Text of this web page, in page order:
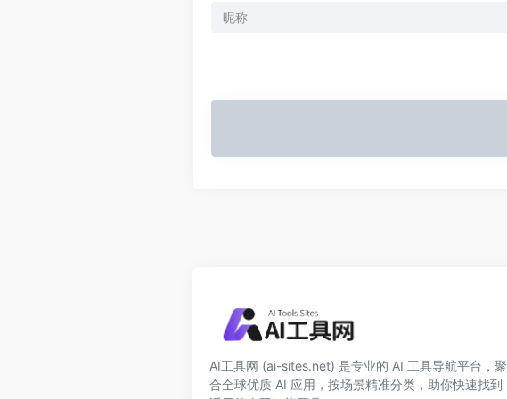
AI工具网 (ai-sites.net) 是专业的 AI 工具导航平台，聚
合全球优质 AI 应用，按场景精准分类，助你快速找到